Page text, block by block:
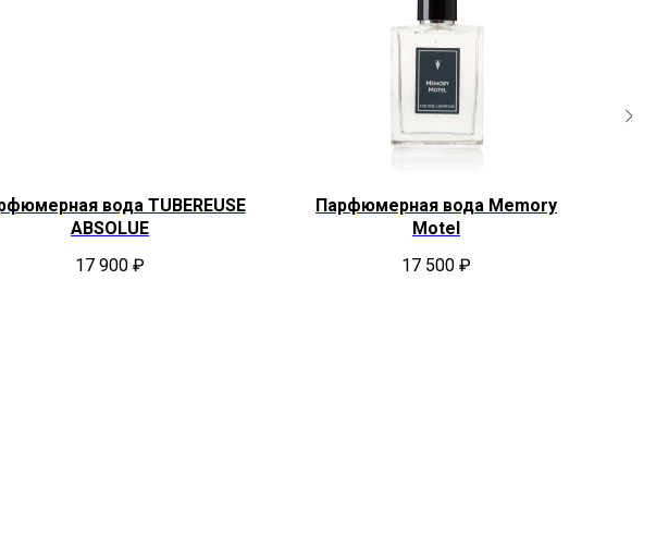
вода TUBEREUSE
ABSOLUE
17 900 ₽
Парфюмерная вода Memory
Motel
17 500 ₽